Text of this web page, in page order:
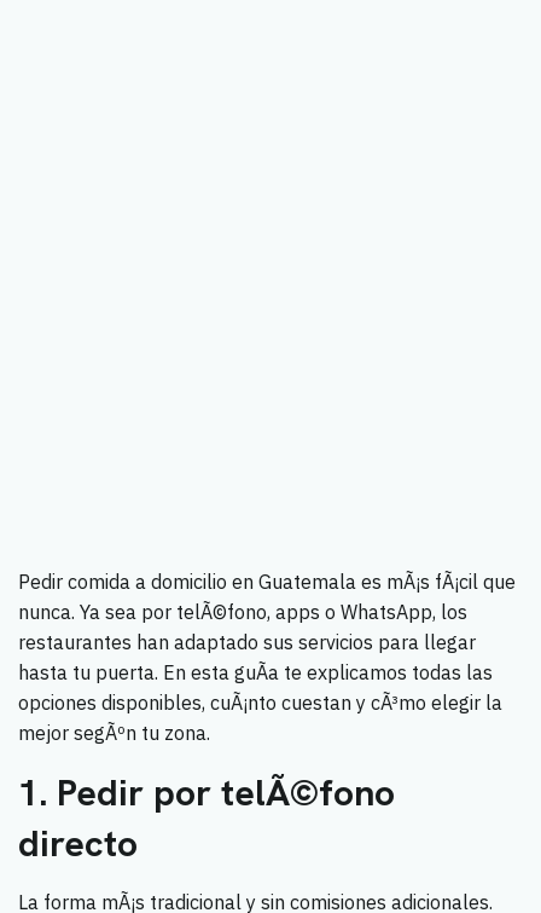
Pedir comida a domicilio en Guatemala es mÃ¡s fÃ¡cil que
nunca. Ya sea por telÃ©fono, apps o WhatsApp, los
restaurantes han adaptado sus servicios para llegar
hasta tu puerta. En esta guÃ­a te explicamos todas las
opciones disponibles, cuÃ¡nto cuestan y cÃ³mo elegir la
mejor segÃºn tu zona.
1. Pedir por telÃ©fono
directo
La forma mÃ¡s tradicional y sin comisiones adicionales.